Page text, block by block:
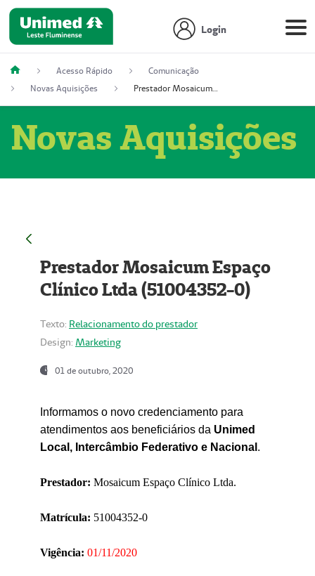
Login
Acesso Rápido
Comunicação
Novas Aquisições
Prestador Mosaicum Espaço Clínico Ltda (51004352-0)
Novas Aquisições
Prestador Mosaicum Espaço
Clínico Ltda (51004352-0)
Texto: Relacionamento do prestador
Design: Marketing
01 de outubro, 2020
Informamos o novo credenciamento para
atendimentos aos beneficiários da Unimed
Local, Intercâmbio Federativo e Nacional .
Prestador: Mosaicum Espaço Clínico Ltda.
Matrícula: 51004352-0
Vigência: 01/11/2020